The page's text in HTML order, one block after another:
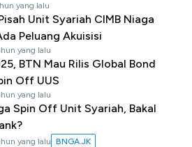
yang lalu
Unit Syariah CIMB Niaga
Peluang Akuisisi
yang lalu
BTN Mau Rilis Global Bond
Off UUS
yang lalu
Spin Off Unit Syariah, Bakal
yang lalu BNGA.JK